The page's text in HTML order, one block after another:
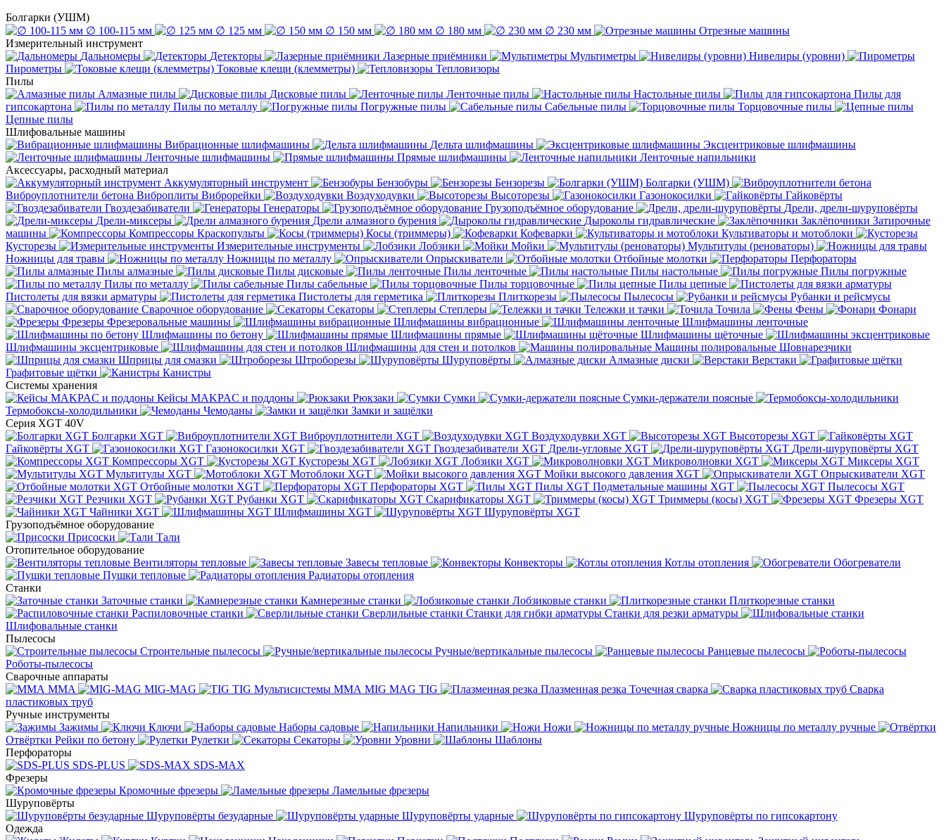
Болгарки (УШМ)
∅ 100-115 мм
∅ 125 мм ∅ 150 мм ∅ 180 мм ∅ 230 мм
Отрезные машины
Измерительный инструмент
Дальномеры
Детекторы Лазерные приёмники Мультиметры
Нивелиры (уровни)
Пирометры
Токовые клещи (клемметры)
Тепловизоры
Пилы
Алмазные пилы
Дисковые пилы Ленточные пилы Настольные пилы
Пилы для
гипсокартона
Пилы по металлу Погружные пилы Сабельные пилы
Торцовочные пилы
Цепные пилы
Шлифовальные машины
Вибрационные шлифмашины
Дельта шлифмашины
Эксцентриковые шлифмашины
Ленточные шлифмашины
Прямые шлифмашины
Ленточные напильники
Аксессуары, расходный материал
Аккумуляторный инструмент
Бензобуры Бензорезы
Болгарки (УШМ)
Виброуплотнители бетона Виброплиты Виброрейки Воздуходувки Высоторезы Газонокосилки
Гайковёрты
Гвоздезабиватели
Генераторы Грузоподъёмное оборудование
Дрели, дрели-шуруповёрты
Дрели-миксеры
Дрели алмазного бурения Дыроколы гидравлические Заклёпочники Затирочные
машины
Компрессоры Краскопульты Косы (триммеры) Кофеварки
Культиваторы и мотоблоки
Кусторезы
Измерительные инструменты Лобзики Мойки
Мультитулы (реноваторы)
Ножницы для травы
Ножницы по металлу Опрыскиватели Отбойные молотки
Перфораторы
Пилы алмазные
Пилы дисковые Пилы ленточные Пилы настольные
Пилы погружные
Пилы по металлу
Пилы сабельные Пилы торцовочные
Пилы цепные
Пистолеты для вязки арматуры
Пистолеты для герметика Плиткорезы Пылесосы
Рубанки и рейсмусы
Сварочное оборудование
Секаторы Степлеры Тележки и тачки Точила Фены
Фонари
Фрезеры Фрезеровальные машины Шлифмашины вибрационные
Шлифмашины ленточные
Шлифмашины по бетону
Шлифмашины прямые
Шлифмашины щёточные
Шлифмашины эксцентриковые
Шлифмашины для стен и потолков Машины полировальные Шовнарезчики
Шприцы для смазки
Штроборезы Шуруповёрты Алмазные диски
Верстаки
Графитовые щётки
Канистры
Системы хранения
Кейсы MAKPAC и поддоны
Рюкзаки Сумки
Сумки-держатели поясные
Термобоксы-холодильники
Чемоданы
Замки и защёлки
Серия XGT 40V
Болгарки XGT
Виброуплотнители XGT Воздуходувки XGT
Высоторезы XGT
Гайковёрты XGT
Газонокосилки XGT Гвоздезабиватели XGT Дрели-угловые XGT
Дрели-шуруповёрты XGT
Компрессоры XGT
Кусторезы XGT Лобзики XGT Микроволновки XGT
Миксеры XGT
Мультитулы XGT
Мотоблоки XGT Мойки высокого давления XGT
Опрыскиватели XGT
Отбойные молотки XGT
Перфораторы XGT Пилы XGT Подметальные машины XGT
Пылесосы XGT
Резчики XGT
Рубанки XGT Скарификаторы XGT Триммеры (косы) XGT
Фрезеры XGT
Чайники XGT
Шлифмашины XGT
Шуруповёрты XGT
Грузоподъёмное оборудование
Присоски
Тали
Отопительное оборудование
Вентиляторы тепловые
Завесы тепловые Конвекторы Котлы отопления
Обогреватели
Пушки тепловые
Радиаторы отопления
Станки
Заточные станки
Камнерезные станки Лобзиковые станки
Плиткорезные станки
Распиловочные станки
Сверлильные станки Станки для гибки арматуры Станки для резки арматуры
Шлифовальные станки
Пылесосы
Строительные пылесосы
Ручные/вертикальные пылесосы
Ранцевые пылесосы
Роботы-пылесосы
Сварочные аппараты
MMA
MIG-MAG TIG Мультисистемы ММА MIG MAG TIG Плазменная резка Точечная сварка
Cварка
пластиковых труб
Ручные инструменты
Зажимы
Ключи Наборы садовые Напильники Ножи
Ножницы по металлу ручные
Отвёртки Рейки по бетону Рулетки Секаторы Уровни
Шаблоны
Перфораторы
SDS-PLUS
SDS-MAX
Фрезеры
Кромочные фрезеры
Ламельные фрезеры
Шуруповёрты
Шуруповёрты безударные
Шуруповёрты ударные
Шуруповёрты по гипсокартону
Одежда